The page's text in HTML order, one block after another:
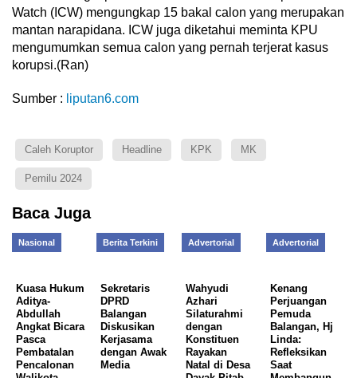
Watch (ICW) mengungkap 15 bakal calon yang merupakan
mantan narapidana. ICW juga diketahui meminta KPU
mengumumkan semua calon yang pernah terjerat kasus
korupsi.(Ran)
Sumber : liputan6.com
Caleh Koruptor Headline KPK MK
Pemilu 2024
Baca Juga
Nasional
Kuasa Hukum
Aditya-
Abdullah
Angkat Bicara
Pasca
Pembatalan
Pencalonan
Berita Terkini
Sekretaris
DPRD
Balangan
Diskusikan
Kerjasama
dengan Awak
Media
Advertorial
Wahyudi
Azhari
Silaturahmi
dengan
Konstituen
Rayakan
Natal di Desa
Advertorial
Kenang
Perjuangan
Pemuda
Balangan, Hj
Linda:
Refleksikan
Saat